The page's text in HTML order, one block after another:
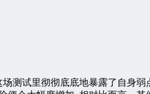
测试里彻彻底底地暴露了自身弱